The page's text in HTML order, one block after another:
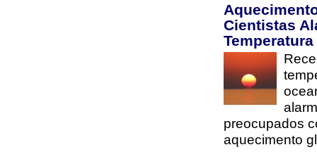
Cientistas
preocupados
aquecimento